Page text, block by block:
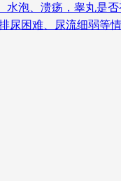
泡、溃疡，睾丸是
困难、尿流细弱等